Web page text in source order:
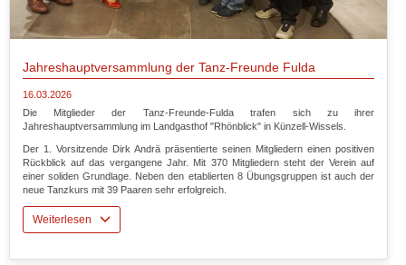
Jahreshauptversammlung der Tanz-Freunde Fulda
16.03.2026
Die Mitglieder der Tanz-Freunde-Fulda trafen sich zu ihrer
Jahreshauptversammlung im Landgasthof "Rhönblick" in Künzell-Wissels.
Der 1. Vorsitzende Dirk Andrä präsentierte seinen Mitgliedern einen positiven
Rückblick auf das vergangene Jahr. Mit 370 Mitgliedern steht der Verein auf
einer soliden Grundlage. Neben den etablierten 8 Übungsgruppen ist auch der
neue Tanzkurs mit 39 Paaren sehr erfolgreich.
Weiterlesen